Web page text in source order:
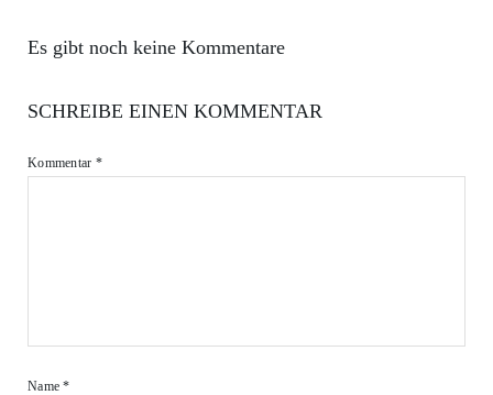
an unserem Schaufenster in…
Es gibt noch keine Kommentare
SCHREIBE EINEN KOMMENTAR
Kommentar *
Name*